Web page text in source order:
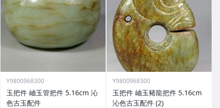
Y9800968300
玉把件 岫玉管把件 5.16cm 沁
色古玉配件
Y9800968300
玉把件 岫玉豬龍把件 5.16cm
沁色古玉配件 (2)